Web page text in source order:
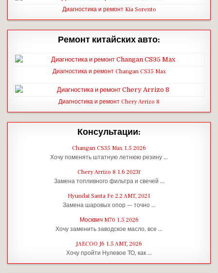
Диагностика и ремонт Kia Sorento
Ремонт китайских авто:
Диагностика и ремонт Changan CS35 Max
Диагностика и ремонт Chery Arrizo 8
Консультации:
Changan CS35 Max 1.5 2026
Хочу поменять штатную летнюю резину …
Chery Arrizo 8 1.6 2023г
Замена топливного фильтра и свечей …
Hyundai Santa Fe 2.2 AMT, 2021
Замена шаровых опор — точно …
Москвич M70 1.5 2026
Хочу заменить заводское масло, все …
JAECOO J6 1.5 AMT, 2026
Хочу пройти Нулевое ТО, как …